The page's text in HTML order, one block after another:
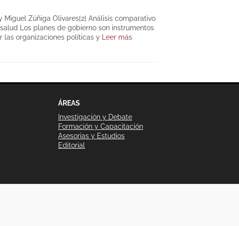
Miguel Zúñiga Olivares[2] Análisis comparativo
Los planes de gobierno son instrumentos
las organizaciones políticas y
Leer más
ÁREAS
Investigación y Debate
Formación y Capacitación
Asesorias y Estudios
Editorial